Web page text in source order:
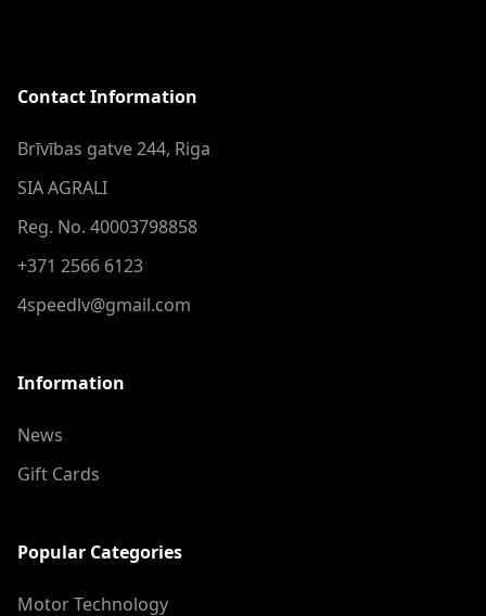
Contact Information
Brīvības gatve 244, Riga
SIA AGRALI
Reg. No. 40003798858
+371 2566 6123
4speedlv@gmail.com
Information
News
Gift Cards
Popular Categories
Motor Technology